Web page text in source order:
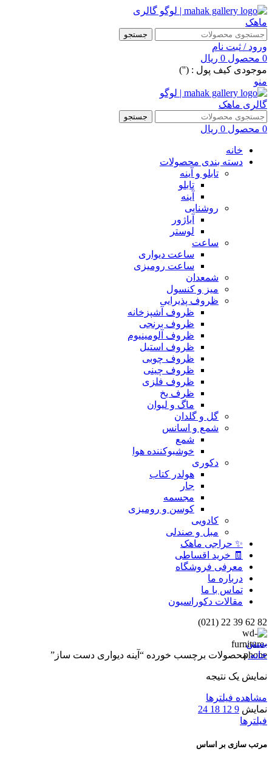
جستجو
ورود / ثبت نام
0 محصول 0 ریال
موجودی کیف پول : ('')
منو
جستجو
0 محصول 0 ریال
خانه
دسته بندی محصولات
تابلو و آینه
تابلو
آینه
روشنایی
آباژور
لوستر
ساعت
ساعت دیواری
ساعت رومیزی
شمعدان
میز و کنسول
ظروف پذیرایی
ظروف آشپزخانه
ظروف برنجی
ظروف آلومینیوم
ظروف استیل
ظروف چوبی
ظروف چینی
ظروف فلزی
ظرف یخ
ماگ و لیوان
گل و گلدان
شمع و اسانس
شمع
خوشبوکننده هوا
دکوری
هولدر کتاب
جار
مجسمه
کوسن و رومیزی
کادویی
مبل و صندلی
✨ حراجی ماهک
🧾 خرید اقساطی
معرفی فروشگاه
درباره ما
تماس با ما
مقالات دکوراسیون
82 62 39 22 (021)
بستن
خانهمحصولات برچسب خورده “آینه دیواری دست ساز”
نمایش یک نتیجه
مشاهده فیلترها
نمایش 9
12
18
24
فیلترها
مرتب سازی بر اساس